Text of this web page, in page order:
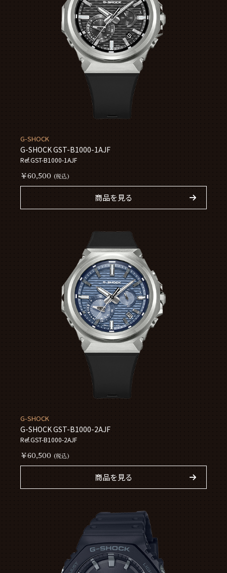
G-SHOCK
G-SHOCK GST-B1000-1AJF
Ref.GST-B1000-1AJF
￥60,500 (税込)
商品を見る
G-SHOCK
G-SHOCK GST-B1000-2AJF
Ref.GST-B1000-2AJF
￥60,500 (税込)
商品を見る